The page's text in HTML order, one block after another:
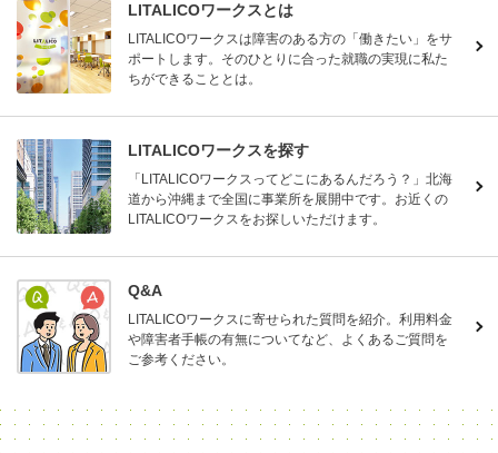
LITALICOワークスとは
LITALICOワークスは障害のある方の「働きたい」をサ
ポートします。そのひとりに合った就職の実現に私た
ちができることとは。
LITALICOワークスを探す
「LITALICOワークスってどこにあるんだろう？」北海
道から沖縄まで全国に事業所を展開中です。お近くの
LITALICOワークスをお探しいただけます。
Q&A
LITALICOワークスに寄せられた質問を紹介。利用料金
や障害者手帳の有無についてなど、よくあるご質問を
ご参考ください。